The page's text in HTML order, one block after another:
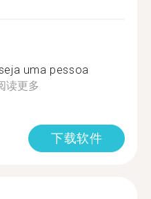
uma pessoa
读更多
下载软件